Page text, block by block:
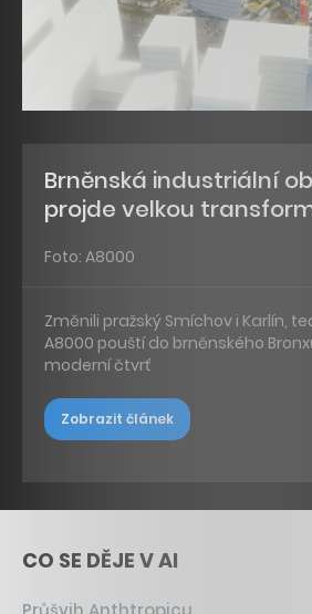
Brněnská industriální
projde velkou
Foto: A8000
Změnili pražský Smíchov i Karlín,
A8000 pouští do brněnského
moderní čtvrť
Zobrazit článek
CO SE DĚJE V AI